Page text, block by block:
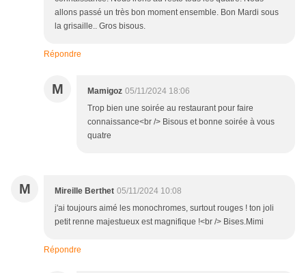
allons passé un très bon moment ensemble. Bon Mardi sous
la grisaille.. Gros bisous.
Répondre
M Mamigoz 05/11/2024 18:06
Trop bien une soirée au restaurant pour faire
connaissance<br /> Bisous et bonne soirée à vous
quatre
M Mireille Berthet 05/11/2024 10:08
j'ai toujours aimé les monochromes, surtout rouges ! ton joli
petit renne majestueux est magnifique !<br /> Bises.Mimi
Répondre